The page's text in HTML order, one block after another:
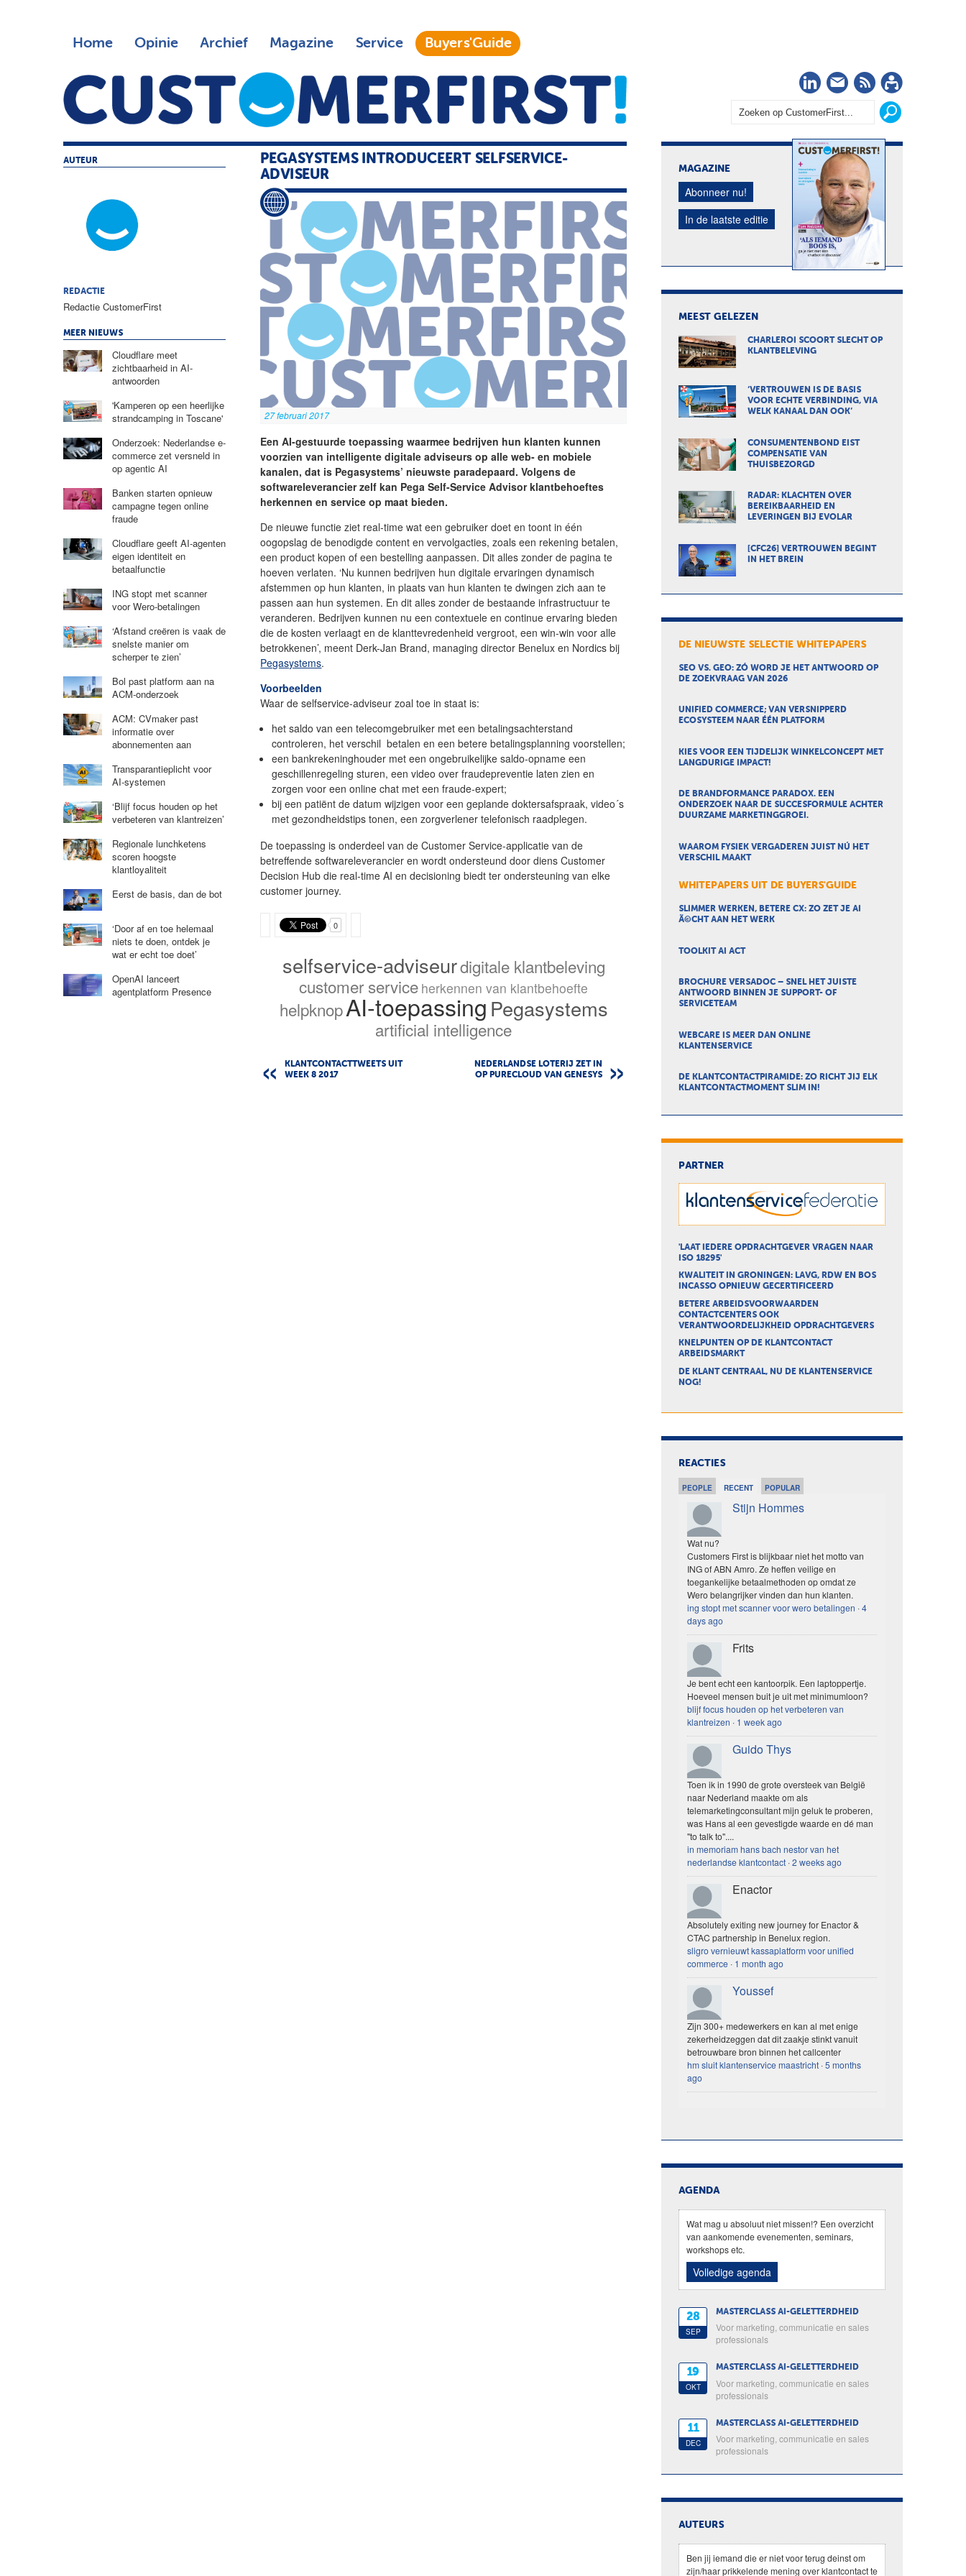
Home Opinie Archief Magazine Service Buyers'Guide
LinkedIn
Nieuwsbrief
RSS
PEGASYSTEMS INTRODUCEERT SELFSERVICE-
ADVISEUR
27 februari 2017
Een AI-gestuurde toepassing waarmee bedrijven hun klanten kunnen
voorzien van intelligente digitale adviseurs op alle web- en mobiele
kanalen, dat is Pegasystems’ nieuwste paradepaard. Volgens de
softwareleverancier zelf kan Pega Self-Service Advisor klantbehoeftes
herkennen en service op maat bieden.
De nieuwe functie ziet real-time wat een gebruiker doet en toont in één
oogopslag de benodigde content en vervolgacties, zoals een rekening betalen,
een product kopen of een bestelling aanpassen. Dit alles zonder de pagina te
hoeven verlaten. ‘Nu kunnen bedrijven hun digitale ervaringen dynamisch
afstemmen op hun klanten, in plaats van hun klanten te dwingen zich aan te
passen aan hun systemen. En dit alles zonder de bestaande infrastructuur te
veranderen. Bedrijven kunnen nu een contextuele en continue ervaring bieden
die de kosten verlaagt en de klanttevredenheid vergroot, een win-win voor alle
betrokkenen’, meent Derk-Jan Brand, managing director Benelux en Nordics bij
Pegasystems.
Voorbeelden
Waar de selfservice-adviseur zoal toe in staat is:
het saldo van een telecomgebruiker met een betalingsachterstand
controleren, het verschil betalen en een betere betalingsplanning voorstellen;
een bankrekeninghouder met een ongebruikelijke saldo-opname een
geschillenregeling sturen, een video over fraudepreventie laten zien en
zorgen voor een online chat met een fraude-expert;
bij een patiënt de datum wijzigen voor een geplande doktersafspraak, video´s
met gezondheidstips tonen, een zorgverlener telefonisch raadplegen.
De toepassing is onderdeel van de Customer Service-applicatie van de
betreffende softwareleverancier en wordt ondersteund door diens Customer
Decision Hub die real-time AI en decisioning biedt ter ondersteuning van elke
customer journey.
0
selfservice-adviseurdigitale klantbeleving
customer service herkennen van klantbehoefte
helpknopAI-toepassing Pegasystems
artificial intelligence
KLANTCONTACTTWEETS UIT
WEEK 8 2017
NEDERLANDSE LOTERIJ ZET IN
OP PURECLOUD VAN GENESYS
AUTEUR
REDACTIE
Redactie CustomerFirst
MEER NIEUWS
Cloudflare meet
zichtbaarheid in AI-
antwoorden
'Kamperen op een heerlijke
strandcamping in Toscane'
Onderzoek: Nederlandse e-
commerce zet versneld in
op agentic AI
Banken starten opnieuw
campagne tegen online
fraude
Cloudflare geeft AI-agenten
eigen identiteit en
betaalfunctie
ING stopt met scanner
voor Wero-betalingen
‘Afstand creëren is vaak de
snelste manier om
scherper te zien’
Bol past platform aan na
ACM-onderzoek
ACM: CVmaker past
informatie over
abonnementen aan
Transparantieplicht voor
AI-systemen
‘Blijf focus houden op het
verbeteren van klantreizen’
Regionale lunchketens
scoren hoogste
klantloyaliteit
Eerst de basis, dan de bot
‘Door af en toe helemaal
niets te doen, ontdek je
wat er echt toe doet’
OpenAI lanceert
agentplatform Presence
MAGAZINE
Abonneer nu!
In de laatste editie
MEEST GELEZEN
CHARLEROI SCOORT SLECHT OP
KLANTBELEVING
‘VERTROUWEN IS DE BASIS
VOOR ECHTE VERBINDING, VIA
WELK KANAAL DAN OOK’
CONSUMENTENBOND EIST
COMPENSATIE VAN
THUISBEZORGD
RADAR: KLACHTEN OVER
BEREIKBAARHEID EN
LEVERINGEN BIJ EVOLAR
[CFC26] VERTROUWEN BEGINT
IN HET BREIN
DE NIEUWSTE SELECTIE WHITEPAPERS
SEO VS. GEO: ZÓ WORD JE HET ANTWOORD OP
DE ZOEKVRAAG VAN 2026
UNIFIED COMMERCE; VAN VERSNIPPERD
ECOSYSTEEM NAAR ÉÉN PLATFORM
KIES VOOR EEN TIJDELIJK WINKELCONCEPT MET
LANGDURIGE IMPACT!
DE BRANDFORMANCE PARADOX. EEN
ONDERZOEK NAAR DE SUCCESFORMULE ACHTER
DUURZAME MARKETINGGROEI.
WAAROM FYSIEK VERGADEREN JUIST NÚ HET
VERSCHIL MAAKT
WHITEPAPERS UIT DE BUYERS'GUIDE
SLIMMER WERKEN, BETERE CX: ZO ZET JE AI
Ã©CHT AAN HET WERK
TOOLKIT AI ACT
BROCHURE VERSADOC – SNEL HET JUISTE
ANTWOORD BINNEN JE SUPPORT- OF
SERVICETEAM
WEBCARE IS MEER DAN ONLINE
KLANTENSERVICE
DE KLANTCONTACTPIRAMIDE: ZO RICHT JIJ ELK
KLANTCONTACTMOMENT SLIM IN!
PARTNER
'LAAT IEDERE OPDRACHTGEVER VRAGEN NAAR
ISO 18295'
KWALITEIT IN GRONINGEN: LAVG, RDW EN BOS
INCASSO OPNIEUW GECERTIFICEERD
BETERE ARBEIDSVOORWAARDEN
CONTACTCENTERS OOK
VERANTWOORDELIJKHEID OPDRACHTGEVERS
KNELPUNTEN OP DE KLANTCONTACT
ARBEIDSMARKT
DE KLANT CENTRAAL, NU DE KLANTENSERVICE
NOG!
REACTIES
PEOPLE RECENT POPULAR
Stijn Hommes
Wat nu?
Customers First is blijkbaar niet het motto van
ING of ABN Amro. Ze heffen veilige en
toegankelijke betaalmethoden op omdat ze
Wero belangrijker vinden dan hun klanten.
ing stopt met scanner voor wero betalingen ·4
days ago
Frits
Je bent echt een kantoorpik. Een laptoppertje.
Hoeveel mensen buit je uit met minimumloon?
blijf focus houden op het verbeteren van
klantreizen · 1 week ago
Guido Thys
Toen ik in 1990 de grote oversteek van België
naar Nederland maakte om als
telemarketingconsultant mijn geluk te proberen,
was Hans al een gevestigde waarde en dé man
"to talk to"....
in memoriam hans bach nestor van het
nederlandse klantcontact ·2 weeks ago
Enactor
Absolutely exiting new journey for Enactor &
CTAC partnership in Benelux region.
sligro vernieuwt kassaplatform voor unified
commerce · 1 month ago
Youssef
Zijn 300+ medewerkers en kan al met enige
zekerheidzeggen dat dit zaakje stinkt vanuit
betrouwbare bron binnen het callcenter
hm sluit klantenservice maastricht ·5 months
ago
AGENDA
Wat mag u absoluut niet missen!? Een overzicht
van aankomende evenementen, seminars,
workshops etc.
Volledige agenda
28
SEP
MASTERCLASS AI-GELETTERDHEID
Voor marketing, communicatie en sales
professionals
19
OKT
MASTERCLASS AI-GELETTERDHEID
Voor marketing, communicatie en sales
professionals
11
DEC
MASTERCLASS AI-GELETTERDHEID
Voor marketing, communicatie en sales
professionals
AUTEURS
Ben jij iemand die er niet voor terug deinst om
zijn/haar prikkelende mening over klantcontact te